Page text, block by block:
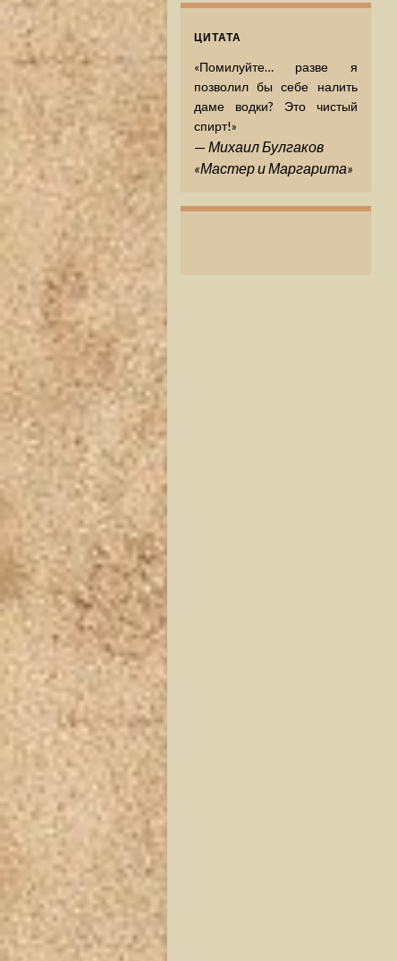
ЦИТАТА
«Помилуйте… разве я
позволил бы себе налить
даме водки? Это чистый
спирт!»
— Михаил Булгаков
«Мастер и Маргарита»